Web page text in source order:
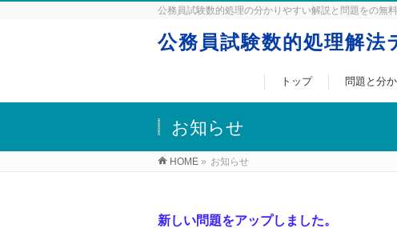
公務員試験数的処理の分かりやすい解説と問題をの無
公務員試験数的処理解
トップ 問題と分
お知らせ
HOME » お知らせ
新しい問題をアップしました。